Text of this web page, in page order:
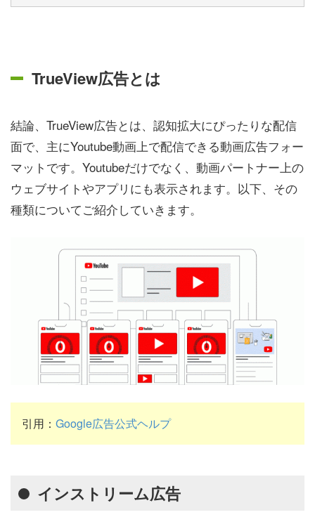
TrueView広告とは
結論、TrueView広告とは、認知拡大にぴったりな配信
面で、主にYoutube動画上で配信できる動画広告フォー
マットです。Youtubeだけでなく、動画パートナー上の
ウェブサイトやアプリにも表示されます。以下、その
種類についてご紹介していきます。
引用： Google広告公式ヘルプ
インストリーム広告